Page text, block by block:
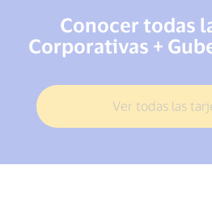
Conocer todas
Corporativas +
Ver todas las